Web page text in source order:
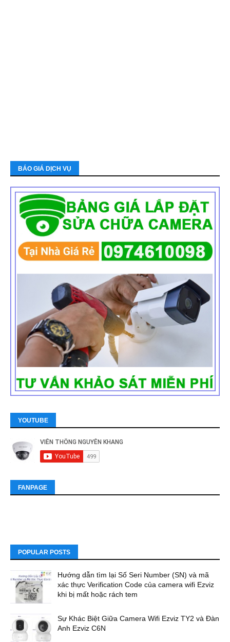
BÁO GIÁ DỊCH VỤ
YOUTUBE
FANPAGE
POPULAR POSTS
Hướng dẫn tìm lại Số Seri Number (SN) và mã
xác thực Verification Code của camera wifi Ezviz
khi bị mất hoặc rách tem
Sự Khác Biệt Giữa Camera Wifi Ezviz TY2 và Đàn
Anh Ezviz C6N